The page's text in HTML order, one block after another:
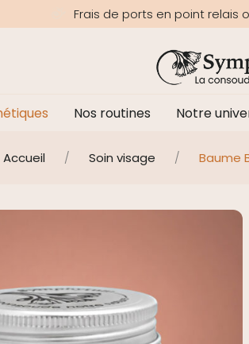
Frais de ports en point relais
Nos routines Notre
Accueil / Soin visage / Baume